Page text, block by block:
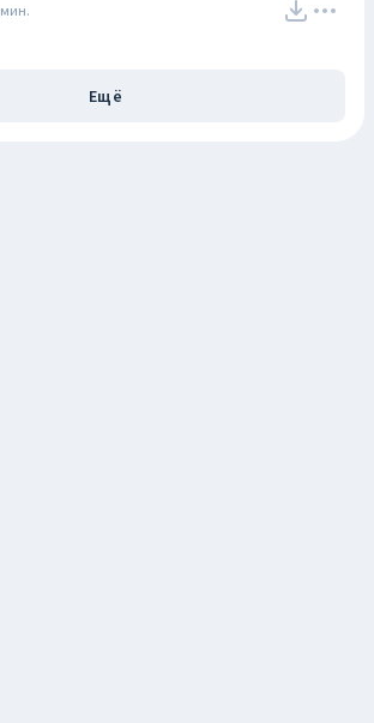
мин.
Ещё